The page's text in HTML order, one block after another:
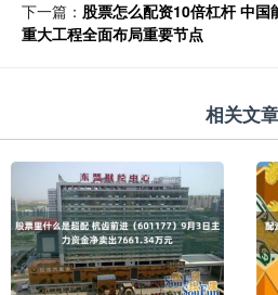
下一篇： 股票怎么配资10倍杠杆 中国
重大工程全面布局重要节点
相关文章